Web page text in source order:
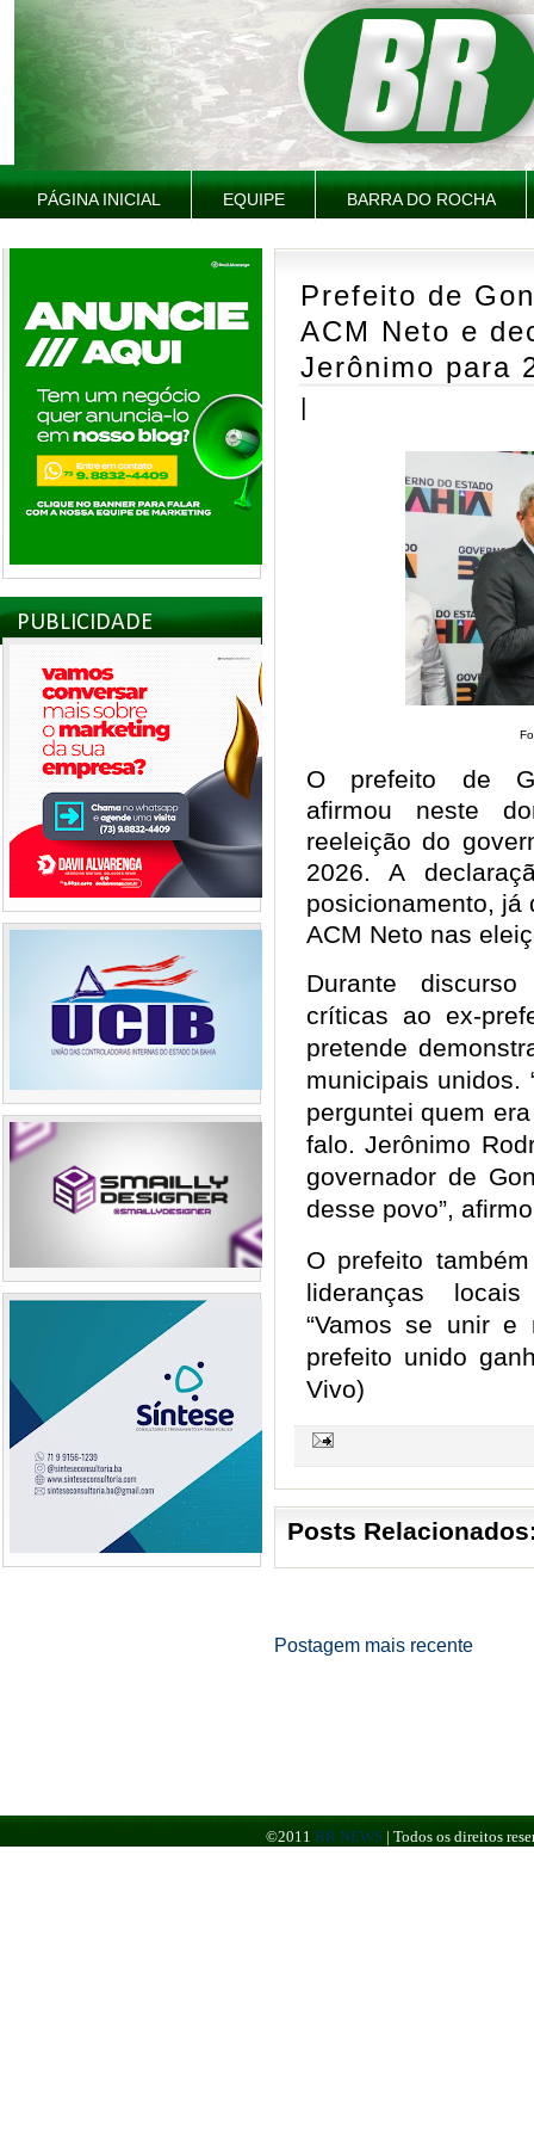
PÁGINA INICIAL EQUIPE BARRA DO ROCHA
PUBLICIDADE
Prefeito de
ACM Neto e
Jerônimo para
|
O prefeito de
afirmou neste
reeleição do
2026. A
posicionamento, já
ACM Neto nas
Durante
críticas ao ex-
pretende
municipais unidos.
perguntei quem
falo. Jerônimo
governador de
desse povo”,
O prefeito
lideranças
“Vamos se unir e
prefeito unido
Vivo)
Posts
Postagem mais recente
©2011 BR NEWS | Todos os direitos